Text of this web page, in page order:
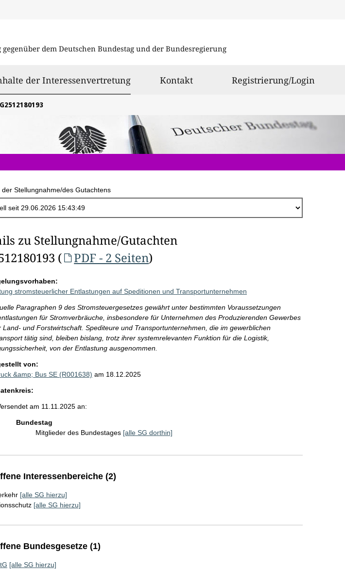
dem Deutschen Bundestag und der Bundesregierung
der Interessenvertretungausgewählt
Kontakt Registrierung/Login
der Stellungnahme/des Gutachtens
zu Stellungnahme/Gutachten
(
PDF - 2 Seiten)
stromsteuerlicher Entlastungen auf Speditionen und Transportunternehmen
Paragraphen 9 des Stromsteuergesetzes gewährt unter bestimmten Voraussetzungen
für Stromverbräuche, insbesondere für Unternehmen des Produzierenden Gewerbes
Land- und Forstwirtschaft. Spediteure und Transportunternehmen, die im gewerblichen
tätig sind, bleiben bislang, trotz ihrer systemrelevanten Funktion für die Logistik,
von der Entlastung ausgenommen.
von:
&amp; Bus SE (R001638) am 18.12.2025
am 11.11.2025 an:
Bundestag
Mitglieder des Bundestages [alle SG dorthin]
Interessenbereiche (2)
[alle SG hierzu]
[alle SG hierzu]
Bundesgesetze (1)
[alle SG hierzu]